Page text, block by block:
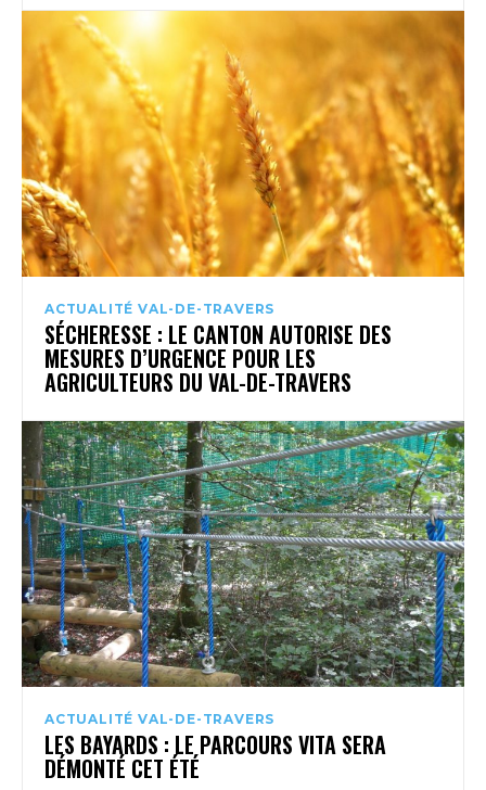
ACTUALITÉ VAL-DE-TRAVERS
SÉCHERESSE : LE CANTON AUTORISE DES
MESURES D’URGENCE POUR LES
AGRICULTEURS DU VAL-DE-TRAVERS
ACTUALITÉ VAL-DE-TRAVERS
LES BAYARDS : LE PARCOURS VITA SERA
DÉMONTÉ CET ÉTÉ